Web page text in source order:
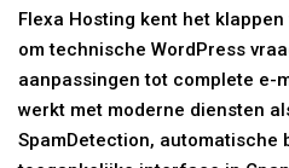
Flexa Hosting kent het
om technische WordPress
aanpassingen tot complete e-
werkt met moderne diensten
SpamDetection, automatische